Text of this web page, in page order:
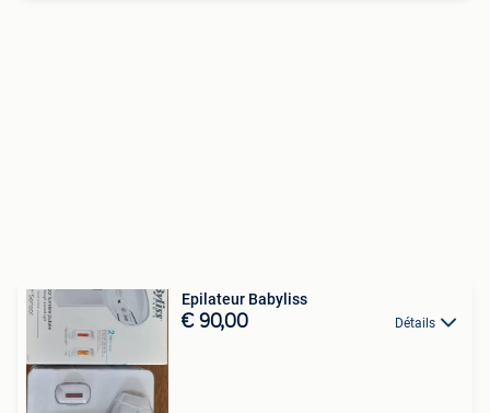
Epilateur Babyliss
€ 90,00 Détails